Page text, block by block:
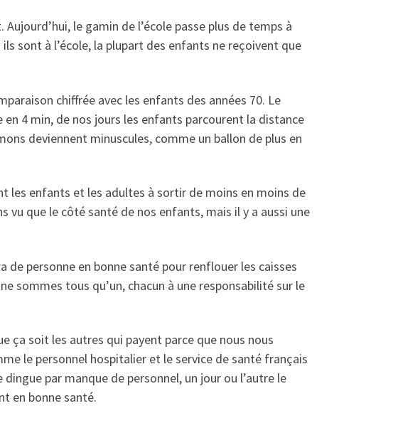
le gamin de l’école passe plus de temps à
sont à l’école, la plupart des enfants ne reçoivent que
chiffrée avec les enfants des années 70. Le
4 min, de nos jours les enfants parcourent la distance
deviennent minuscules, comme un ballon de plus en
les enfants et les adultes à sortir de moins en moins de
vu que le côté santé de nos enfants, mais il y a aussi une
de personne en bonne santé pour renflouer les caisses
sommes tous qu’un, chacun à une responsabilité sur le
ça soit les autres qui payent parce que nous nous
le personnel hospitalier et le service de santé français
par manque de personnel, un jour ou l’autre le
en bonne santé.